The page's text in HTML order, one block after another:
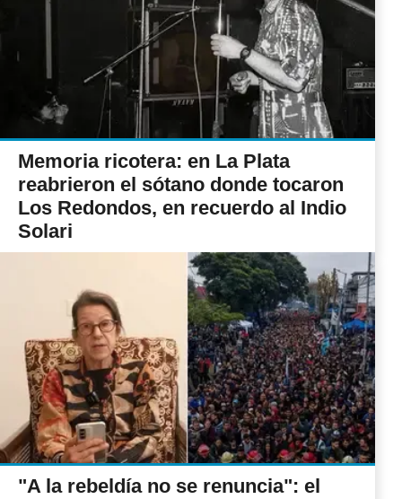
Memoria ricotera: en La Plata
reabrieron el sótano donde tocaron
Los Redondos, en recuerdo al Indio
Solari
"A la rebeldía no se renuncia": el